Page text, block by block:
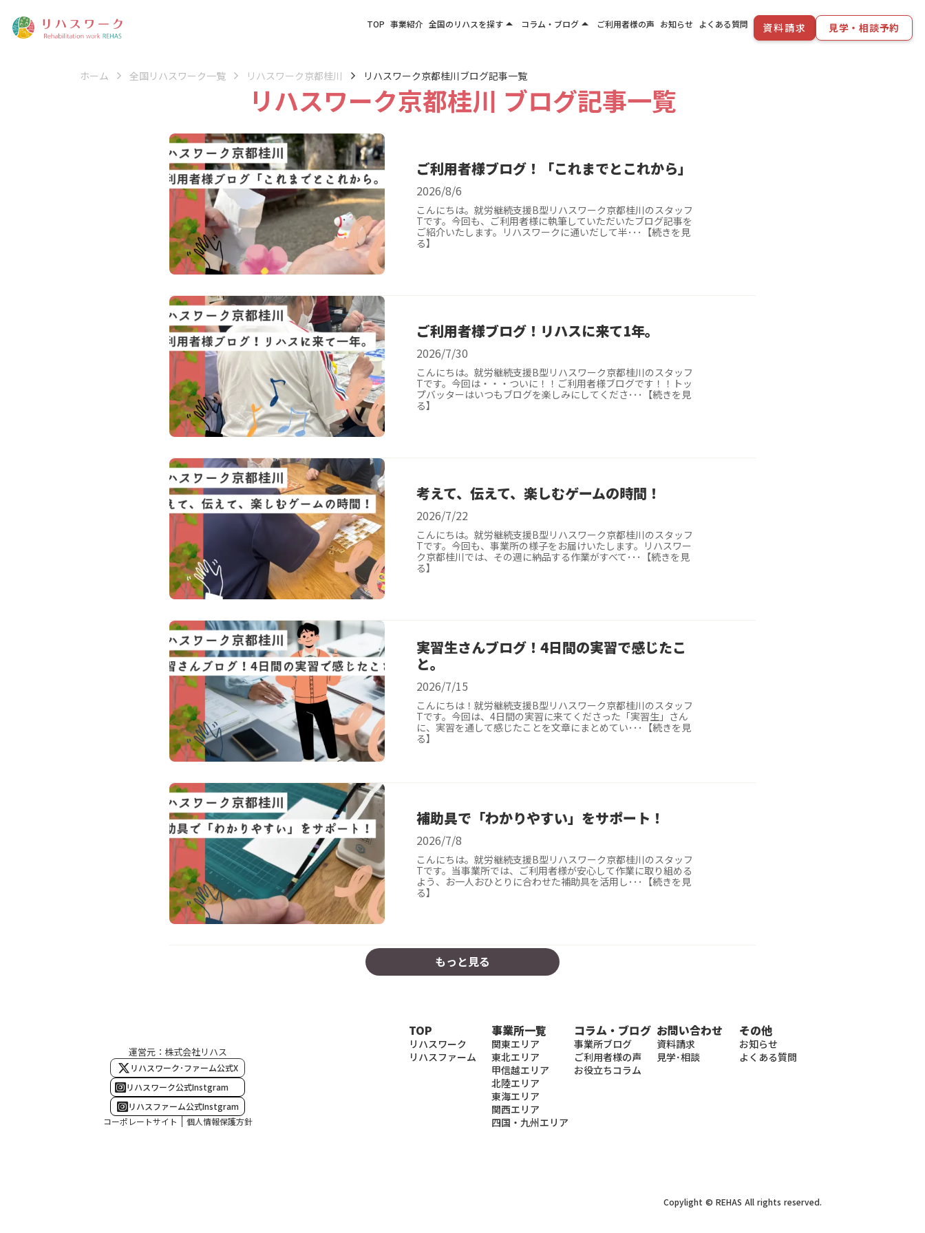
ホーム 全国リハスワーク一覧 リハスワーク京都桂川 リハスワーク京都桂川ブログ記事一覧
リハスワーク京都桂川 ブログ記事一覧
ご利用者様ブログ！「これまでとこれから」
2026/8/6
こんにちは。就労継続支援B型リハスワーク京都桂川のスタッフ
Tです。今回も、ご利用者様に執筆していただいたブログ記事を
ご紹介いたします。リハスワークに通いだして半･･･【続きを見
る】
ご利用者様ブログ！リハスに来て1年。
2026/7/30
こんにちは。就労継続支援B型リハスワーク京都桂川のスタッフ
Tです。今回は・・・ついに！！ご利用者様ブログです！！トッ
プバッターはいつもブログを楽しみにしてくださ･･･【続きを見
る】
考えて、伝えて、楽しむゲームの時間！
2026/7/22
こんにちは。就労継続支援B型リハスワーク京都桂川のスタッフ
Tです。今回も、事業所の様子をお届けいたします。リハスワー
ク京都桂川では、その週に納品する作業がすべて･･･【続きを見
る】
実習生さんブログ！4日間の実習で感じたこ
と。
2026/7/15
こんにちは！就労継続支援B型リハスワーク京都桂川のスタッフ
Tです。今回は、4日間の実習に来てくださった「実習生」さん
に、実習を通して感じたことを文章にまとめてい･･･【続きを見
る】
補助具で「わかりやすい」をサポート！
2026/7/8
こんにちは。就労継続支援B型リハスワーク京都桂川のスタッフ
Tです。当事業所では、ご利用者様が安心して作業に取り組める
よう、お一人おひとりに合わせた補助具を活用し･･･【続きを見
る】
もっと見る
TOP 事業紹介 全国のリハスを探すarrow_drop_up
甲信越エリア
北陸エリア
四国・九州エリア
コラム・ブログarrow_drop_up ご利用者様の声 お知らせ よくある質問 資料請求 見学・相談予約
運営元：株式会社リハス
リハスワーク･ファーム公式X
リハスワーク公式Instgram
リハスファーム公式Instgram
コーポレートサイト
個人情報保護方針
TOP
リハスワーク
リハスファーム
事業所一覧
関東エリア
東北エリア
甲信越エリア
北陸エリア
東海エリア
関西エリア
四国・九州エリア
コラム・ブログ
事業所ブログ
ご利用者様の声
お役立ちコラム
お問い合わせ
資料請求
見学･相談
その他
お知らせ
よくある質問
Copylight © REHAS All rights reserved.